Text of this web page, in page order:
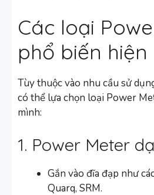
Các loại
phổ biến hiện
Tùy thuộc vào nhu cầu sử
có thể lựa chọn loại Power
mình:
1. Power Meter
Gắn vào đĩa đạp như
Quarq, SRM.